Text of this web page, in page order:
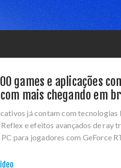
games e aplicações
mais chegando em
já contam com tecnologias
e efeitos avançados de ray
para jogadores com GeForce